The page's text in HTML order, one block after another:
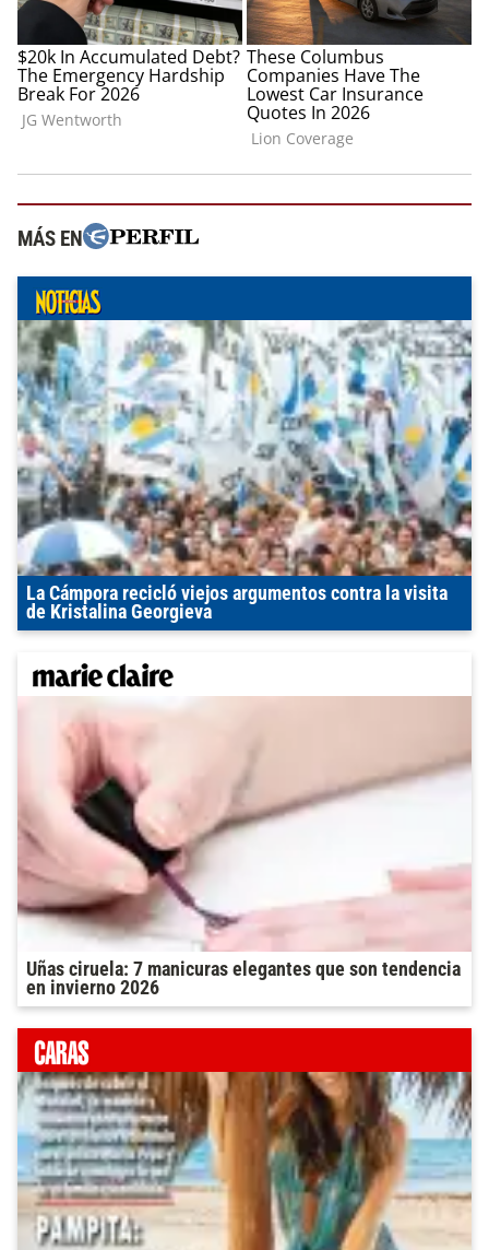
MÁS EN
La Cámpora recicló viejos argumentos contra la visita
de Kristalina Georgieva
Uñas ciruela: 7 manicuras elegantes que son tendencia
en invierno 2026